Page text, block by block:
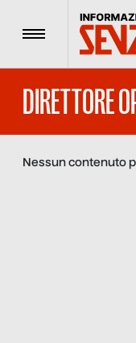
Menu
DIRETTORE
Nessun contenuto